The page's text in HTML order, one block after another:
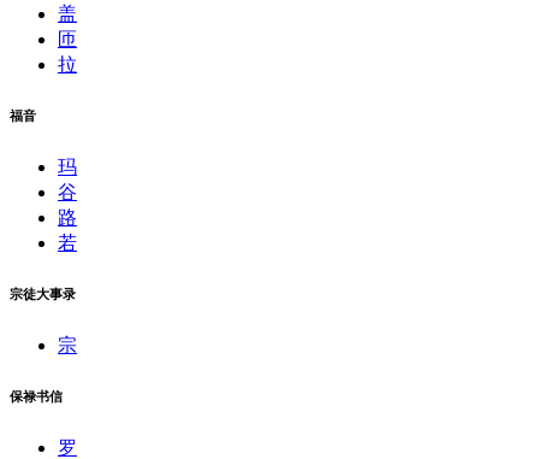
盖
匝
拉
福音
玛
谷
路
若
宗徒大事录
宗
保禄书信
罗